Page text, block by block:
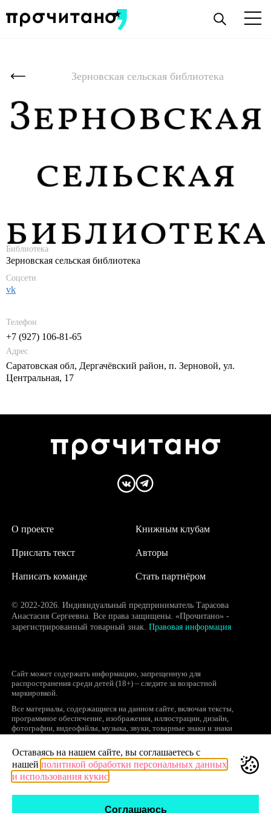
Зерновская сельская библиотека
Библиотека
Зерновская сельская библиотека
Соцсети
vk
Адрес
Саратовская обл, Дергачёвский район, п. Зерновой, ул.
Центральная, 17
Телефон
+7 (927) 106-81-65
О проекте
Написать команде
Авторы
Прислать текст
Книжным клубам
Стать партнёром
© 2022-2026. Индивидуальный предприниматель Тарасова
Анастасия Сергеевна. Все права защищены. «Прочитано» -
зарегистрированный товарный знак. Правовая информация
Сайт может содержать информацию, запрещенную для
распространения среди детей (18+) – следите за возрастной
маркировкой.
Все материалы, содержащиеся на данном сайте, включая тексты,
программное обеспечение, изображения, иллюстрации, дизайн,
фотографии, видеофайлы, музыка, звуки, товарные знаки и знаки
объектами интеллектуальной собственности, исключительные права на
использование которых принадлежат правообладателям.
Запрещается полное или частичное копирование и распространение (в
том числе, путем воспроизведения и размещения на других сайтах и
Оставаясь на нашем сайте, вы соглашаетесь с
нашей политикой обработки персональных данных
и использования кукис
Соглашаюсь